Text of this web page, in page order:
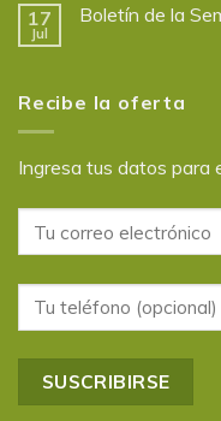
17
Jul
Boletín de la
Recibe la oferta
Ingresa tus datos para